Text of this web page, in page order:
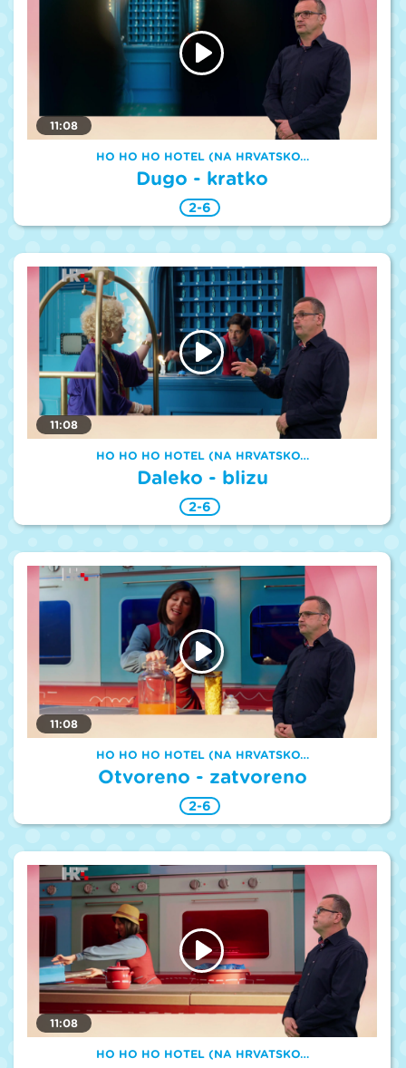
11:08
HO HO HO HOTEL (NA HRVATSKO…
Dugo - kratko
2-6
11:08
HO HO HO HOTEL (NA HRVATSKO…
Daleko - blizu
2-6
11:08
HO HO HO HOTEL (NA HRVATSKO…
Otvoreno - zatvoreno
2-6
11:08
HO HO HO HOTEL (NA HRVATSKO…